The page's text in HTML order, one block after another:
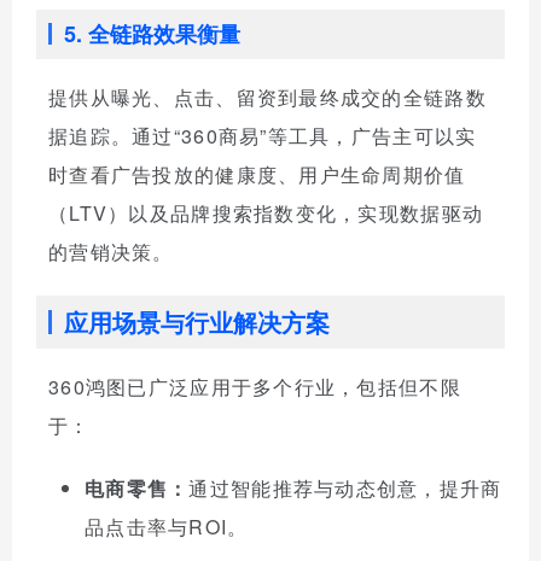
5. 全链路效果衡量
提供从曝光、点击、留资到最终成交的全链路数
据追踪。通过“360商易”等工具，广告主可以实
时查看广告投放的健康度、用户生命周期价值
（LTV）以及品牌搜索指数变化，实现数据驱动
的营销决策。
应用场景与行业解决方案
360鸿图已广泛应用于多个行业，包括但不限
于：
电商零售：通过智能推荐与动态创意，提升商
品点击率与ROI。